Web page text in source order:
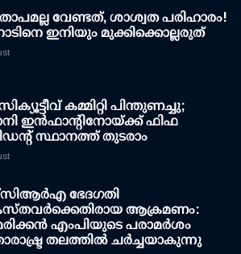
വേണ്ടത്, ശാശ്വത പരിഹാരം!
ഇനിയും മുക്കിക്കൊല്ലരുത്
കമ്മിറ്റി പിന്തുണച്ചു;
ഇന്‍ഫാന്റിനോയ്ക്ക് ഫിഫ
സ്ഥാനത്ത് തുടരാം
ഭേദഗതി
ആക്രമണം:
എംപിയുടെ പരാമർശം
തലത്തിൽ ചർച്ചയാകുന്നു